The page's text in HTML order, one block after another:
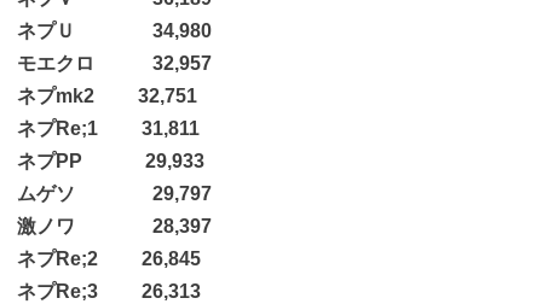
ネプＵ 34,980
モエクロ 32,957
ネプmk2 32,751
ネプRe;1 31,811
ネプPP 29,933
ムゲソ 29,797
激ノワ 28,397
ネプRe;2 26,845
ネプRe;3 26,313